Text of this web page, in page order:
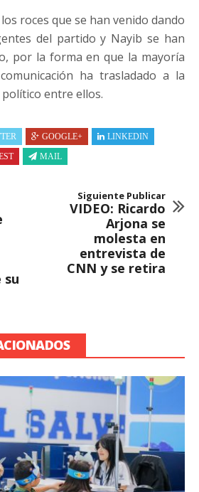
roces que se han venido dando
del partido y Nayib se han
por la forma en que la mayoría
ha trasladado a la
entre ellos.
GOOGLE+
LINKEDIN
MAIL
su
Siguiente Publicar
VIDEO: Ricardo
Arjona se
molesta en
entrevista de
CNN y se retira